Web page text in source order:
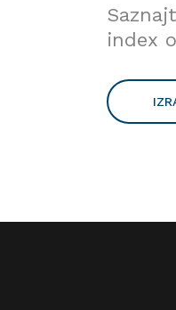
index